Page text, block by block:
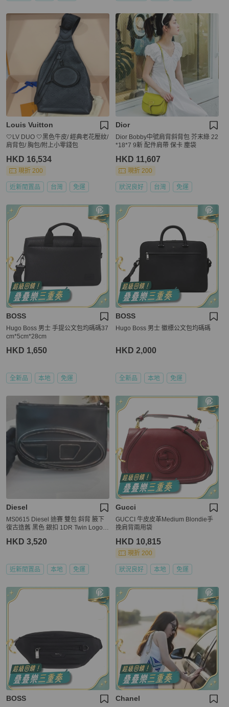
Louis Vuitton
🤍LV DUO 🤍黑色牛皮/ 經典老花壓紋/
肩背包/ 胸包/附上小零錢包
HKD 16,534
現折 200
近新閒置品 台灣 免運
Dior
Dior Bobby中號肩背斜背包 芥末綠 22
*18*7 9新 配件肩帶 保卡 塵袋
HKD 11,607
現折 200
狀況良好 台灣 免運
BOSS
Hugo Boss 男士 手提公文包均碼碼37
cm*5cm*28cm
HKD 1,650
全新品 本地 免運
BOSS
Hugo Boss 男士 徽標公文包均碼碼
HKD 2,000
全新品 本地 免運
Diesel
MS0615 Diesel 迪賽 雙包 斜背 腋下
復古造舊 黑色 銀扣 1DR Twin Logo C
HKD 3,520
近新閒置品 本地 免運
Gucci
GUCCI 牛皮皮革Medium Blondie手
挽肩背兩用袋
HKD 10,815
現折 200
狀況良好 本地 免運
BOSS Chanel